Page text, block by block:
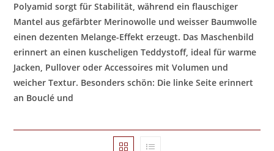
Polyamid sorgt für Stabilität, während ein flauschiger
Mantel aus gefärbter Merinowolle und weisser Baumwolle
einen dezenten Melange-Effekt erzeugt. Das Maschenbild
erinnert an einen kuscheligen Teddystoff, ideal für warme
Jacken, Pullover oder Accessoires mit Volumen und
weicher Textur. Besonders schön: Die linke Seite erinnert
an Bouclé und